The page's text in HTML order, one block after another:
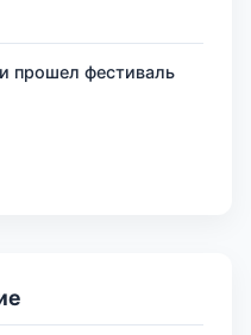
прошел фестиваль